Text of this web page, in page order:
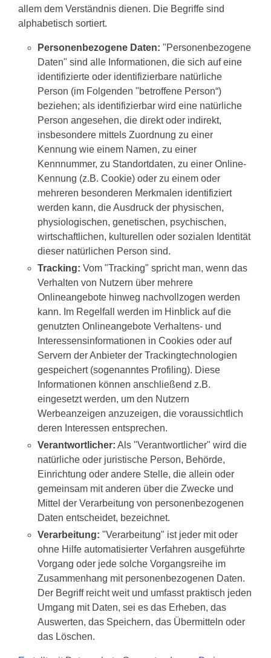
allem dem Verständnis dienen. Die Begriffe sind
alphabetisch sortiert.
Personenbezogene Daten: "Personenbezogene
Daten" sind alle Informationen, die sich auf eine
identifizierte oder identifizierbare natürliche
Person (im Folgenden "betroffene Person“)
beziehen; als identifizierbar wird eine natürliche
Person angesehen, die direkt oder indirekt,
insbesondere mittels Zuordnung zu einer
Kennung wie einem Namen, zu einer
Kennnummer, zu Standortdaten, zu einer Online-
Kennung (z.B. Cookie) oder zu einem oder
mehreren besonderen Merkmalen identifiziert
werden kann, die Ausdruck der physischen,
physiologischen, genetischen, psychischen,
wirtschaftlichen, kulturellen oder sozialen Identität
dieser natürlichen Person sind.
Tracking: Vom "Tracking" spricht man, wenn das
Verhalten von Nutzern über mehrere
Onlineangebote hinweg nachvollzogen werden
kann. Im Regelfall werden im Hinblick auf die
genutzten Onlineangebote Verhaltens- und
Interessensinformationen in Cookies oder auf
Servern der Anbieter der Trackingtechnologien
gespeichert (sogenanntes Profiling). Diese
Informationen können anschließend z.B.
eingesetzt werden, um den Nutzern
Werbeanzeigen anzuzeigen, die voraussichtlich
deren Interessen entsprechen.
Verantwortlicher: Als "Verantwortlicher" wird die
natürliche oder juristische Person, Behörde,
Einrichtung oder andere Stelle, die allein oder
gemeinsam mit anderen über die Zwecke und
Mittel der Verarbeitung von personenbezogenen
Daten entscheidet, bezeichnet.
Verarbeitung: "Verarbeitung" ist jeder mit oder
ohne Hilfe automatisierter Verfahren ausgeführte
Vorgang oder jede solche Vorgangsreihe im
Zusammenhang mit personenbezogenen Daten.
Der Begriff reicht weit und umfasst praktisch jeden
Umgang mit Daten, sei es das Erheben, das
Auswerten, das Speichern, das Übermitteln oder
das Löschen.